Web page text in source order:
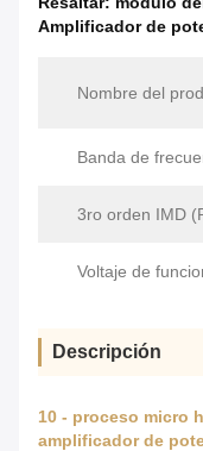
Amplificador de
Nombre del
Banda de
3ro orden IMD
Voltaje de
Descripción
10 - proceso micro
amplificador de